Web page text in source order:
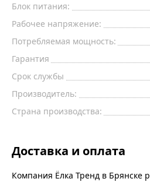
Блок питания:
Рабочее напряжение:
Потребляемая мощность:
Гарантия
Срок службы
Производитель:
Страна производства:
Доставка и оплата
Компания Ёлка Тренд в Брянске